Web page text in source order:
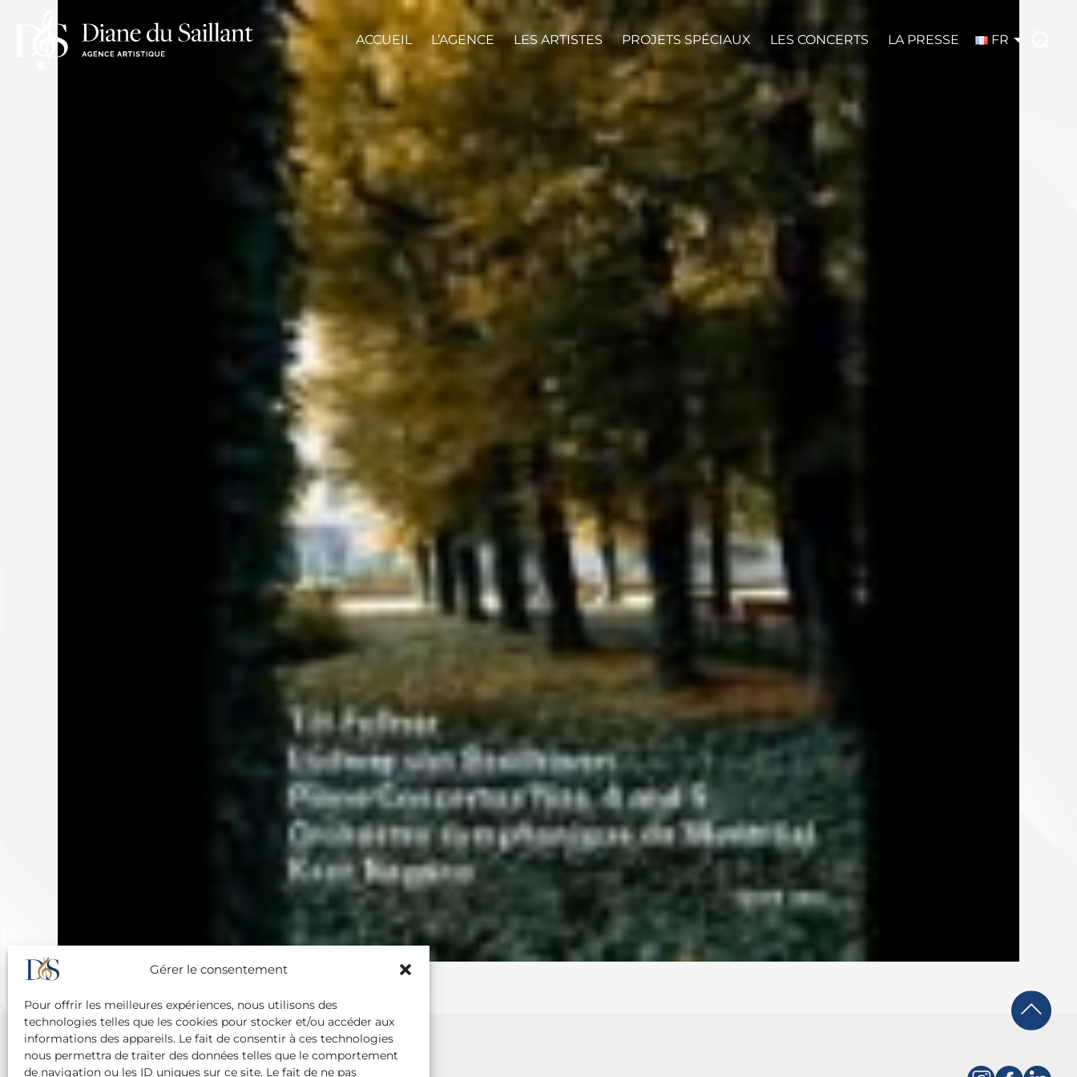
Gérer le consentement
Pour offrir les meilleures expériences, nous utilisons des
technologies telles que les cookies pour stocker et/ou accéder aux
informations des appareils. Le fait de consentir à ces technologies
nous permettra de traiter des données telles que le comportement
de navigation ou les ID uniques sur ce site. Le fait de ne pas
ACCUEIL L’AGENCE LES ARTISTES PROJETS SPÉCIAUX LES CONCERTS LA PRESSE FR
Agence Diane Du Saillant